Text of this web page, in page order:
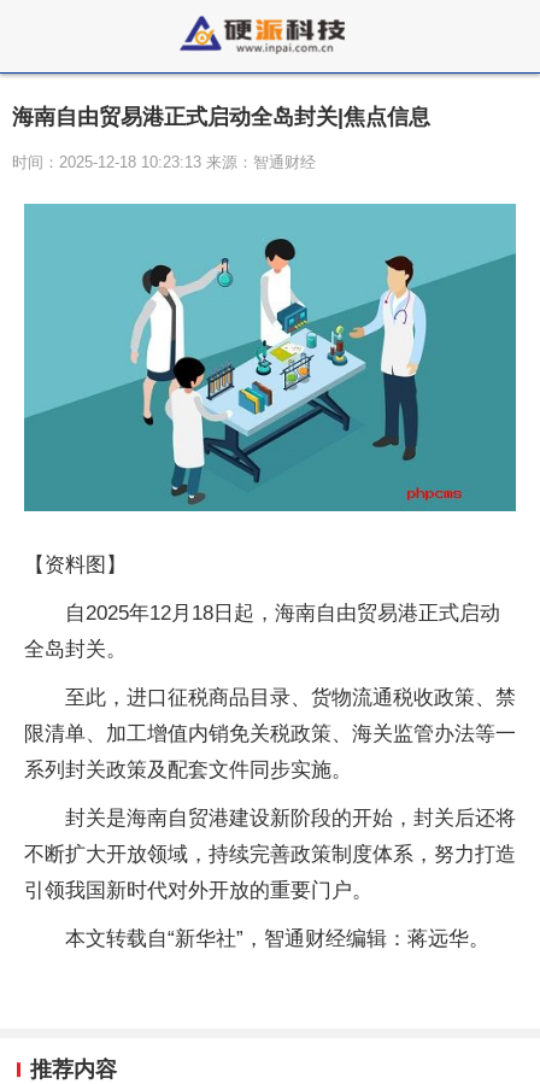
海南自由贸易港正式启动全岛封关|焦点信息
时间：2025-12-18 10:23:13 来源：智通财经
【资料图】
自2025年12月18日起，海南自由贸易港正式启动
全岛封关。
至此，进口征税商品目录、货物流通税收政策、禁
限清单、加工增值内销免关税政策、海关监管办法等一
系列封关政策及配套文件同步实施。
封关是海南自贸港建设新阶段的开始，封关后还将
不断扩大开放领域，持续完善政策制度体系，努力打造
引领我国新时代对外开放的重要门户。
本文转载自“新华社”，智通财经编辑：蒋远华。
推荐内容